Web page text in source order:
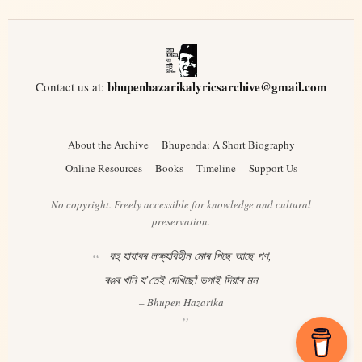
Contact us at: bhupenhazarikalyricsarchive@gmail.com
About the Archive
Bhupenda: A Short Biography
Online Resources
Books Timeline Support Us
No copyright. Freely accessible for knowledge and cultural
preservation.
বহু যাযাবৰ লক্ষ্যবিহীন মোৰ পিছে আছে পণ,
ৰঙৰ খনি য’তেই দেখিছোঁ ভগাই দিয়াৰ মন
– Bhupen Hazarika